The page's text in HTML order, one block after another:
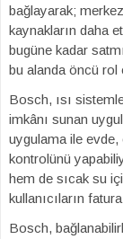
bağlayarak;
kaynakların daha
bugüne kadar
bu alanda öncü rol
Bosch, ısı
imkânı sunan
uygulama ile evde,
kontrolünü
hem de sıcak su
kullanıcıların
Bosch,